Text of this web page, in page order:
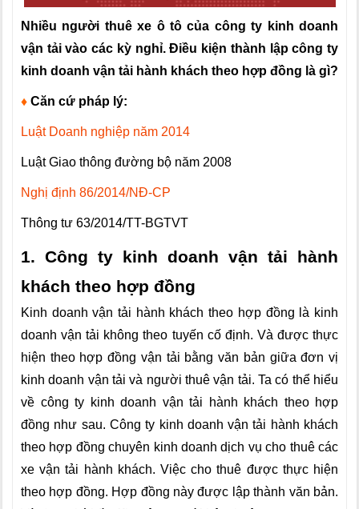
Nhiều người thuê xe ô tô của công ty kinh doanh
vận tải vào các kỳ nghỉ. Điều kiện thành lập công ty
kinh doanh vận tải hành khách theo hợp đồng là gì?
♦ Căn cứ pháp lý:
Luật Doanh nghiệp năm 2014
Luật Giao thông đường bộ năm 2008
Nghị định 86/2014/NĐ-CP
Thông tư 63/2014/TT-BGTVT
1. Công ty kinh doanh vận tải hành
khách theo hợp đồng
Kinh doanh vận tải hành khách theo hợp đồng là kinh
doanh vận tải không theo tuyến cố định. Và được thực
hiện theo hợp đồng vận tải bằng văn bản giữa đơn vị
kinh doanh vận tải và người thuê vận tải. Ta có thể hiểu
về công ty kinh doanh vận tải hành khách theo hợp
đồng như sau. Công ty kinh doanh vận tải hành khách
theo hợp đồng chuyên kinh doanh dịch vụ cho thuê các
xe vận tải hành khách. Việc cho thuê được thực hiện
theo hợp đồng. Hợp đồng này được lập thành văn bản.